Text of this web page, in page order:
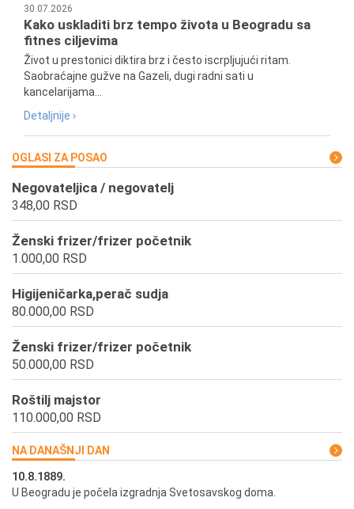
30.07.2026
Kako uskladiti brz tempo života u Beogradu sa
fitnes ciljevima
Život u prestonici diktira brz i često iscrpljujući ritam.
Saobraćajne gužve na Gazeli, dugi radni sati u
kancelarijama...
Detaljnije ›
OGLASI ZA POSAO
Negovateljica / negovatelj
348,00 RSD
Ženski frizer/frizer početnik
1.000,00 RSD
Higijeničarka,perač sudja
80.000,00 RSD
Ženski frizer/frizer početnik
50.000,00 RSD
Roštilj majstor
110.000,00 RSD
NA DANAŠNJI DAN
10.8.1889.
U Beogradu je počela izgradnja Svetosavskog doma.